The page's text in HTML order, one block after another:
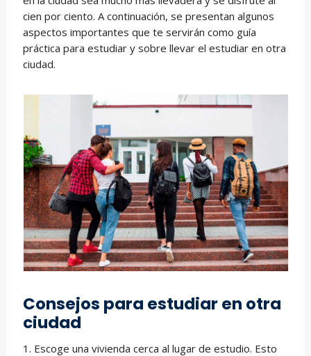
cien por ciento. A continuación, se presentan algunos
aspectos importantes que te servirán como guía
práctica para estudiar y sobre llevar el estudiar en otra
ciudad.
Consejos para estudiar en otra
ciudad
1. Escoge una vivienda cerca al lugar de estudio. Esto